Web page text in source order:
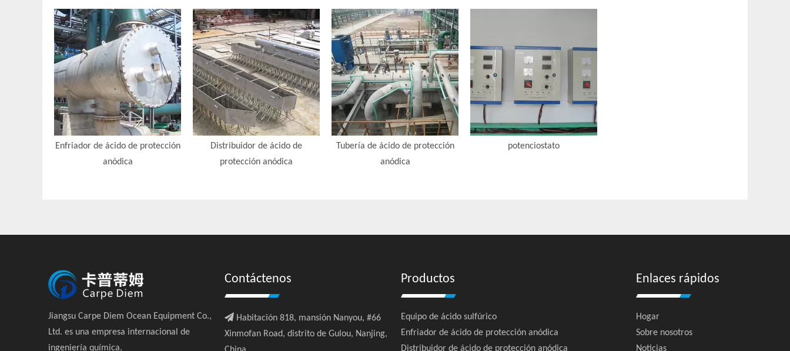
Enfriador de ácido de protección
anódica
Distribuidor de ácido de
protección anódica
Tubería de ácido de protección
anódica
potenciostato
Jiangsu Carpe Diem Ocean Equipment Co.,
Ltd. es una empresa internacional de
ingeniería química.
Contáctenos
 Habitación 818, mansión Nanyou, #66
Xinmofan Road, distrito de Gulou, Nanjing,
Productos
Equipo de ácido sulfúrico
Enfriador de ácido de protección anódica
Distribuidor de ácido de protección anódica
Enlaces rápidos
Hogar
Sobre nosotros
Noticias